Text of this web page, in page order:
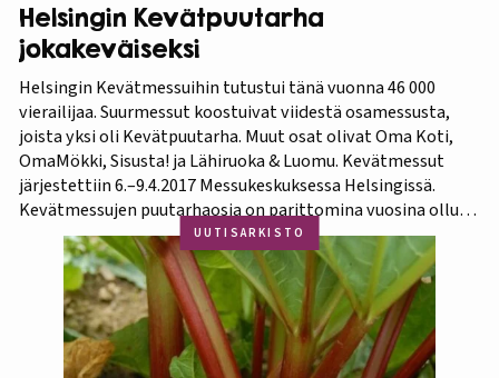
Helsingin Kevätpuutarha
jokakeväiseksi
Helsingin Kevätmessuihin tutustui tänä vuonna 46 000
vierailijaa. Suurmessut koostuivat viidestä osamessusta,
joista yksi oli Kevätpuutarha. Muut osat olivat Oma Koti,
OmaMökki, Sisusta! ja Lähiruoka & Luomu. Kevätmessut
järjestettiin 6.–9.4.2017 Messukeskuksessa Helsingissä.
Kevätmessujen puutarhaosia on parittomina vuosina ollut
Kevätpuutarha ja parillisina Oma Piha -messut. Jatkossa
joka kevät puutarhanäyttelyn nimi tulee olemaan
Kevätpuutarha. Kevätpuutarhan kumppanina on
Puutarhaliitto.…
UUTISARKISTO